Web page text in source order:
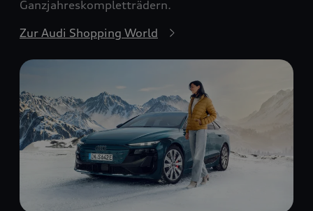
Ganzjahreskompletträdern.
Zur Audi Shopping World